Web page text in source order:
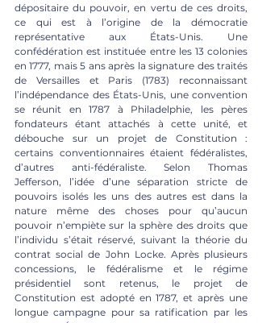
dépositaire du pouvoir, en vertu de ces droits,
ce qui est à l’origine de la démocratie
représentative aux États-Unis. Une
confédération est instituée entre les 13 colonies
en 1777, mais 5 ans après la signature des traités
de Versailles et Paris (1783) reconnaissant
l’indépendance des États-Unis, une convention
se réunit en 1787 à Philadelphie, les pères
fondateurs étant attachés à cette unité, et
débouche sur un projet de Constitution :
certains conventionnaires étaient fédéralistes,
d’autres anti-fédéraliste. Selon Thomas
Jefferson, l’idée d’une séparation stricte de
pouvoirs isolés les uns des autres est dans la
nature même des choses pour qu’aucun
pouvoir n’empiète sur la sphère des droits que
l’individu s’était réservé, suivant la théorie du
contrat social de John Locke. Après plusieurs
concessions, le fédéralisme et le régime
présidentiel sont retenus, le projet de
Constitution est adopté en 1787, et après une
longue campagne pour sa ratification par les